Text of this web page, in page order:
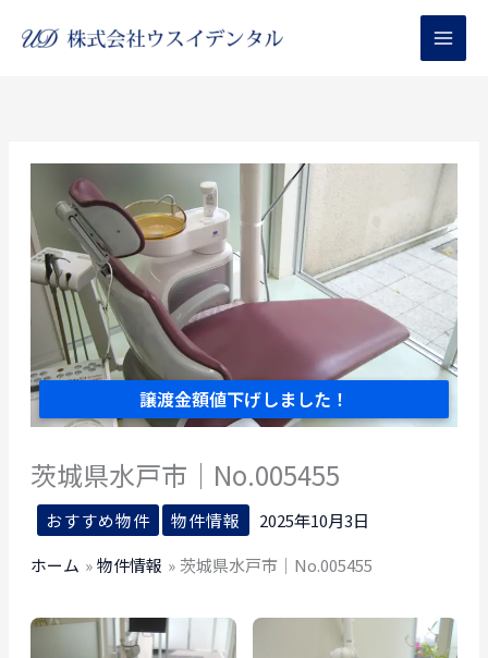
譲渡金額値下げしました！
茨城県水戸市｜No.005455
おすすめ物件 物件情報
2025年10月3日
ホーム
物件情報 茨城県水戸市｜No.005455